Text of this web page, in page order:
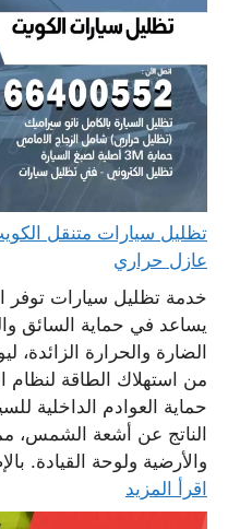
عازل حراري
خدمة تظليل سيارات توفر
يساعد في حماية السائق
الضارة والحرارة الزائدة،
من استهلاك الطاقة لنظام
حماية العوادم الداخلية
الناتج عن أشعة الشمس،
والأرضية ولوحة القيادة.
اقرأ المزيد